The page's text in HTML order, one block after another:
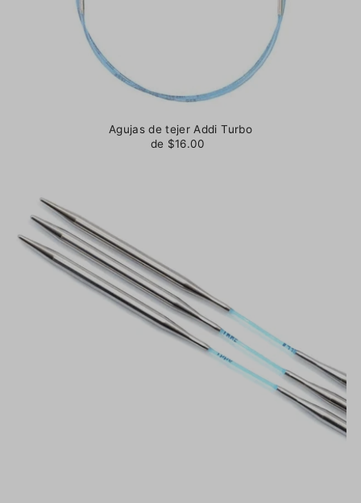
Agujas de tejer Addi Turbo
de $16.00